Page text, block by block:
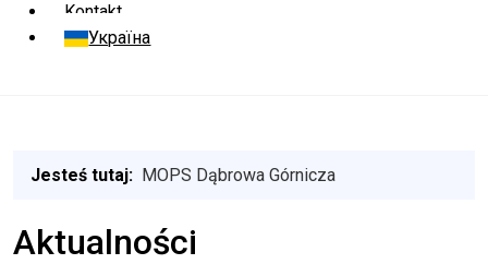
Kontakt
Україна
Jesteś tutaj: MOPS Dąbrowa Górnicza
Aktualności